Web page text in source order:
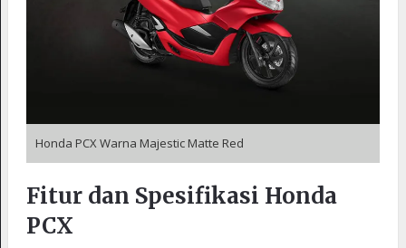
Honda PCX Warna Majestic Matte Red
Fitur dan Spesifikasi Honda
PCX